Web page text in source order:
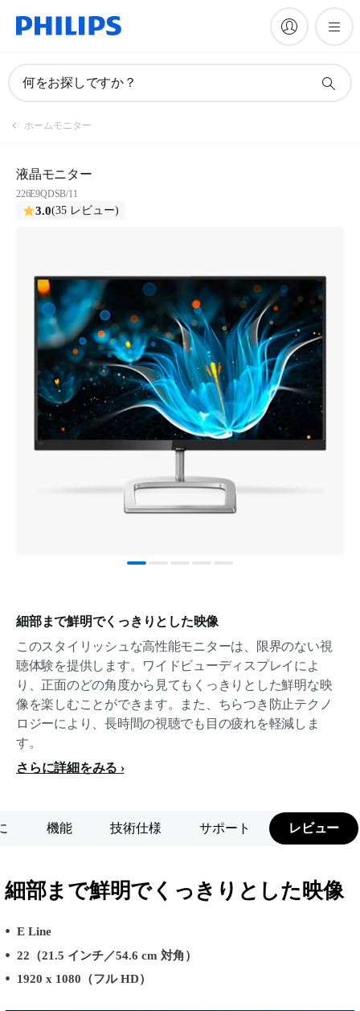
何をお探しですか？
ホームモニター
液晶モニター
226E9QDSB/11
3.0(35 レビュー)
細部まで鮮明でくっきりとした映像
このスタイリッシュな高性能モニターは、限界のない視
聴体験を提供します。ワイドビューディスプレイによ
り、正面のどの角度から見てもくっきりとした鮮明な映
像を楽しむことができます。また、ちらつき防止テクノ
ロジーにより、長時間の視聴でも目の疲れを軽減しま
す。
さらに詳細をみる
機能 技術仕様 サポート レビュー
細部まで鮮明でくっきりとした映像
E Line
22（21.5 インチ／54.6 cm 対角）
1920 x 1080（フル HD）